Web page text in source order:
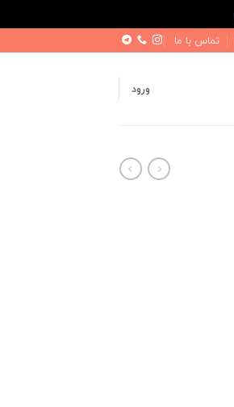
تماس با ما
ورود